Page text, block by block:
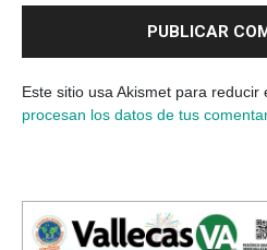
Este sitio usa Akismet para reducir
procesan los datos de tus